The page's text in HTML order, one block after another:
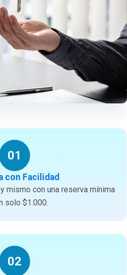
01
con Facilidad
mismo con una reserva mínima
solo $1.000.
02